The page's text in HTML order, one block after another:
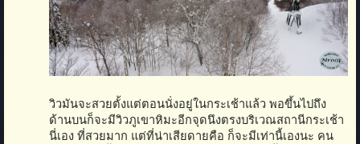
วิวมันจะสวยตั้งแต่ตอนนั่งอยู่ในกระเช้าแล้ว พอขึ้นไปถึง
ด้านบนก็จะมีวิวภูเขาหิมะอีกจุดนึงตรงบริเวณสถานีกระเช้า
นี่เอง ที่สวยมาก แต่ที่น่าเสียดายคือ ก็จะมีเท่านี้เองนะ คน